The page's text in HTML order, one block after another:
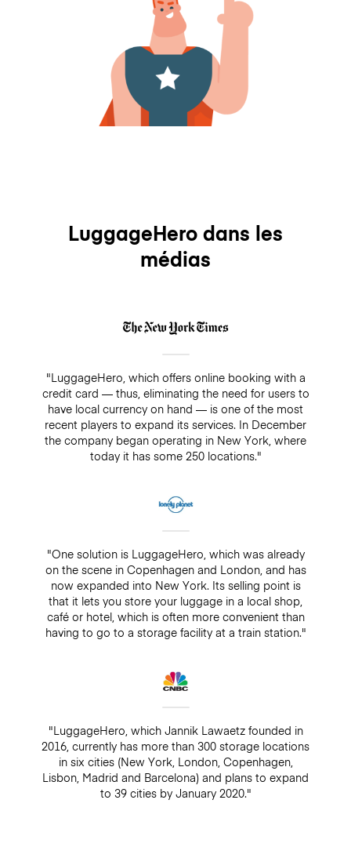
LuggageHero dans les
médias
"LuggageHero, which offers online booking with a
credit card — thus, eliminating the need for users to
have local currency on hand — is one of the most
recent players to expand its services. In December
the company began operating in New York, where
today it has some 250 locations."
"One solution is LuggageHero, which was already
on the scene in Copenhagen and London, and has
now expanded into New York. Its selling point is
that it lets you store your luggage in a local shop,
café or hotel, which is often more convenient than
having to go to a storage facility at a train station."
"LuggageHero, which Jannik Lawaetz founded in
2016, currently has more than 300 storage locations
in six cities (New York, London, Copenhagen,
Lisbon, Madrid and Barcelona) and plans to expand
to 39 cities by January 2020."